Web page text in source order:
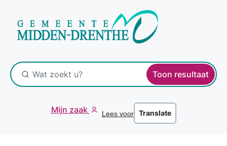
Toon resultaat
Mijn zaak Lees voor Translate